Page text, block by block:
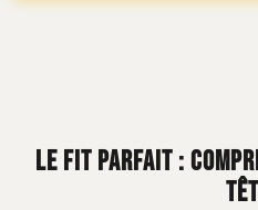
LE FIT PARFAIT :